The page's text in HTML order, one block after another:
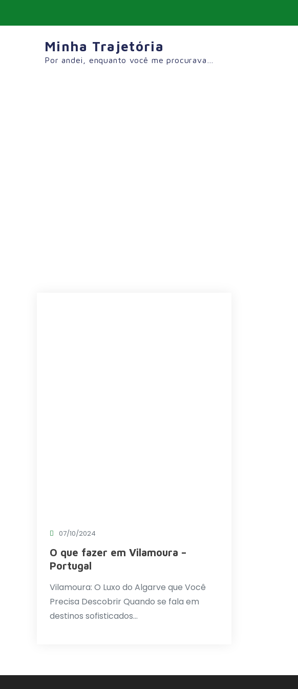
Minha Trajetória
Por andei, enquanto você me procurava…
07/10/2024
O que fazer em Vilamoura –
Portugal
Vilamoura: O Luxo do Algarve que Você
Precisa Descobrir Quando se fala em
destinos sofisticados…